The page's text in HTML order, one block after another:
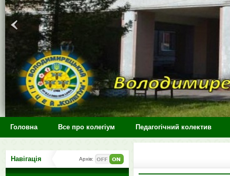
Головна Все про колегіум Педагогічний колектив
Навігація Архів: